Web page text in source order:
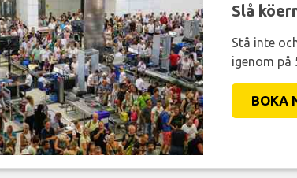
Slå
Stå inte
igenom på
BOKA